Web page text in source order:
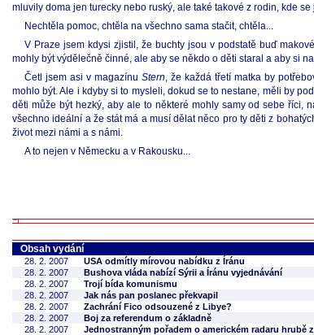
mluvily doma jen turecky nebo ruský, ale také takové z rodin, kde
Nechtěla pomoc, chtěla na všechno sama stačit, chtěla...
V Praze jsem kdysi zjistil, že buchty jsou v podstatě buď
mohly být výdělečně činné, ale aby se někdo o děti staral a aby si
Četl jsem asi v magazínuStern, že každá třetí matka by
mohlo být. Ale i kdyby si to mysleli, dokud se to nestane, měli by
děti může být hezký, aby ale to některé mohly samy od sebe říci,
všechno ideální a že stát má a musí dělat něco pro ty děti z
život mezi námi a s námi.
A to nejen v Německu a v Rakousku...
Obsah vydání
28. 2. 2007
USA odmítly mírovou nabídku z Íránu
28. 2. 2007
Bushova vláda nabízí Sýrii a Íránu vyjednávání
28. 2. 2007
Trojí bída komunismu
28. 2. 2007
Jak nás pan poslanec překvapil
28. 2. 2007
Zachrání Fico odsouzené z Libye?
28. 2. 2007
Boj za referendum o základně
28. 2. 2007
Jednostranným pořadem o americkém radaru hrubě